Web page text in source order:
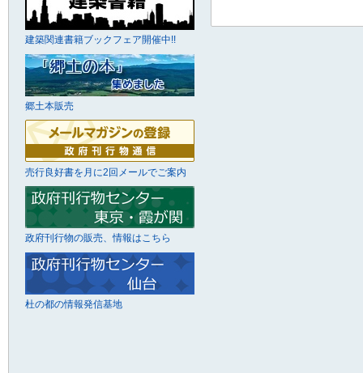
建築関連書籍ブックフェア開催中!!
郷土本販売
売行良好書を月に2回メールでご案内
政府刊行物の販売、情報はこちら
杜の都の情報発信基地